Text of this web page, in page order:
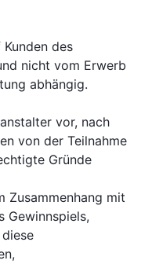
des
nicht vom Erwerb
abhängig.
vor, nach
von der Teilnahme
Gründe
Zusammenhang mit
Gewinnspiels,